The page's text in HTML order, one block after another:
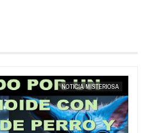
MAY 25,
NOTICIA MISTERIOSA